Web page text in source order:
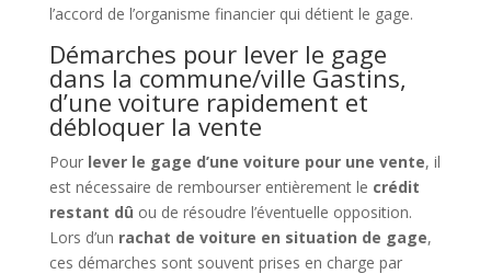
l’accord de l’organisme financier qui détient le gage.
Démarches pour lever le gage
dans la commune/ville Gastins,
d’une voiture rapidement et
débloquer la vente
Pour lever le gage d’une voiture pour une vente, il
est nécessaire de rembourser entièrement le crédit
restant dû ou de résoudre l’éventuelle opposition.
Lors d’un rachat de voiture en situation de gage,
ces démarches sont souvent prises en charge par